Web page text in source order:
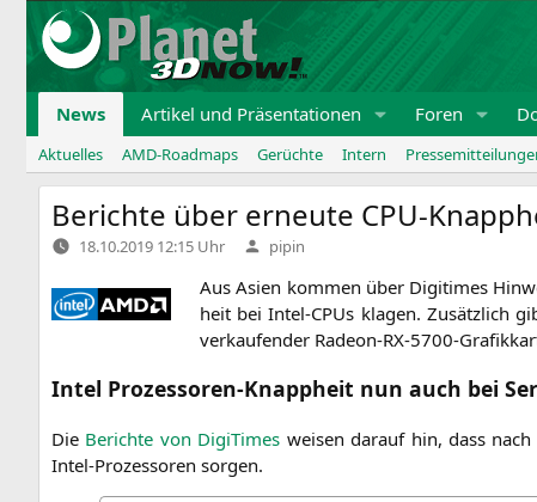
Zum
Inhalt
springen
News Artikel und Präsentationen Foren
Aktuelles AMD-Roadmaps Gerüchte Intern
Berichte über erneute CPU-
18.10.2019 12:15 Uhr Verfasst
von
pipin
Aus Asi­en kom­men über Digi­ti­mes
heit bei Intel-CPUs kla­gen. Zusätz­lich
ver­kau­fen­der Radeon-RX-5700-
Intel Prozessoren-Knappheit nun auch bei
Die Berich­te von Digi­Ti­mes wei­sen dar­auf hin, dass
Intel-Pro­zes­so­ren sorgen.